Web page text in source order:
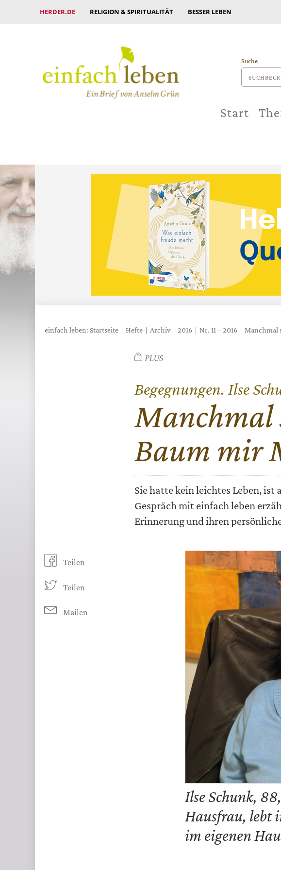
HERDER.DE RELIGION & SPIRITUALITÄT BESSER LEBEN
Suche
Start
einfach leben: Startseite Hefte Archiv 2016 Nr. 11 – 2016 Manchmal
Begegnungen. Ilse
:
Manchmal
Baum mir
Sie hatte kein leichtes Leben,
Gespräch mit einfach leben
Erinnerung und ihren
Ilse Schunk,
Hausfrau, lebt
im eigenen
Teilen
Teilen
Mailen